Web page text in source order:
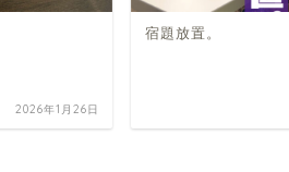
2026年1月26日
宿題放置。